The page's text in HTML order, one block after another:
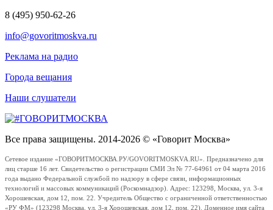
8 (495) 950-62-26
info@govoritmoskva.ru
Реклама на радио
Города вещания
Наши слушатели
Все права защищены. 2014-2026 © «Говорит Москва»
Сетевое издание «ГОВОРИТМОСКВА.РУ/GOVORITMOSKVA.RU». Предназначено для
лиц старше 16 лет. Свидетельство о регистрации СМИ Эл № 77-64961 от 04 марта 2016
года выдано Федеральной службой по надзору в сфере связи, информационных
технологий и массовых коммуникаций (Роскомнадзор). Адрес: 123298, Москва, ул. 3-я
Хорошевская, дом 12, пом. 22. Учредитель Общество с ограниченной ответственностью
«РУ ФМ» (123298 Москва, ул. 3-я Хорошевская, дом 12, пом. 22). Доменное имя сайта